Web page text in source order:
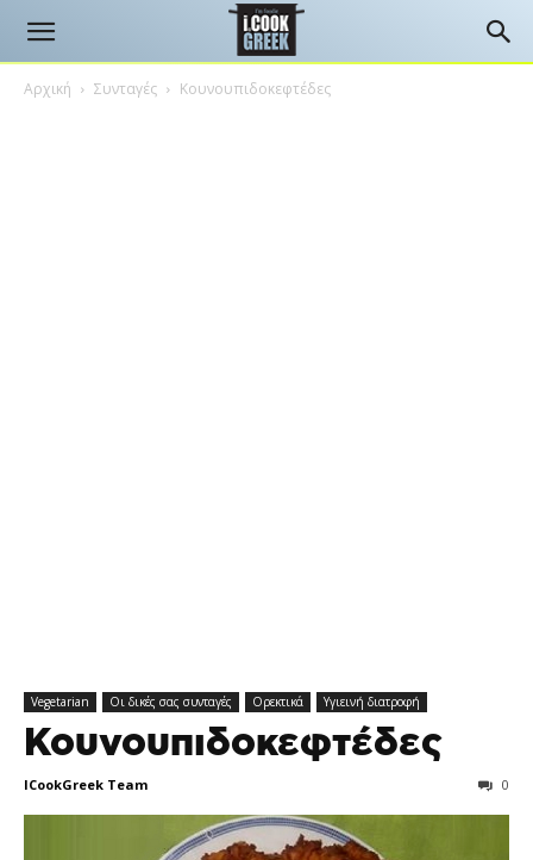
Αρχική Συνταγές Κουνουπιδοκεφτέδες
Vegetarian Οι δικές σας συνταγές Ορεκτικά Υγιεινή διατροφή
Κουνουπιδοκεφτέδες
ICookGreek Team 0